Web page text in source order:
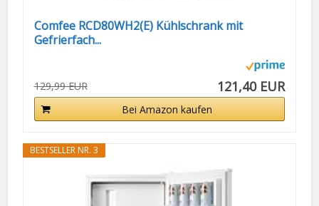
Comfee RCD80WH2(E) Kühlschrank mit
Gefrierfach...
129,99 EUR 121,40 EUR
Bei Amazon kaufen
BESTSELLER NR. 3